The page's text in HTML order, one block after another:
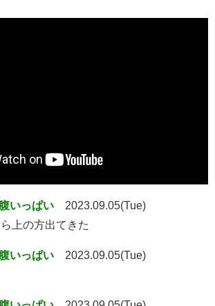
いっぱい
2023.09.05(Tue)
上の方出てきた
いっぱい
2023.09.05(Tue)